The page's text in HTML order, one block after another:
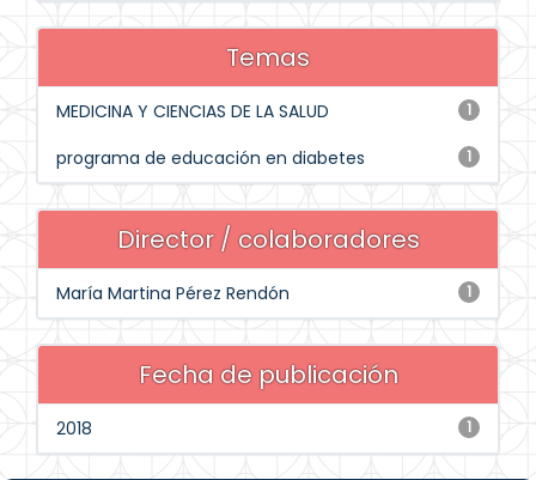
Temas
1
MEDICINA Y CIENCIAS DE LA SALUD
1
programa de educación en diabetes
Director / colaboradores
1
María Martina Pérez Rendón
Fecha de publicación
1
2018